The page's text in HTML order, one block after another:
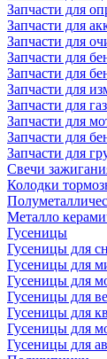
Запчасти для
Запчасти для
Запчасти для
Запчасти для
Запчасти для
Запчасти для
Запчасти для
Запчасти для
Запчасти для
Запчасти для
Свечи
Колодки
Металло
Гусеницы
Гусеницы для
Гусеницы для
Гусеницы для
Гусеницы для
Гусеницы для
Гусеницы для
Гусеницы для